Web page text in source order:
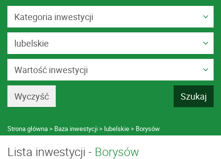
Kategoria inwestycji
lubelskie
Wartość inwestycji
Strona główna Baza inwestycji lubelskie Borysów
Lista inwestycji - Borysów